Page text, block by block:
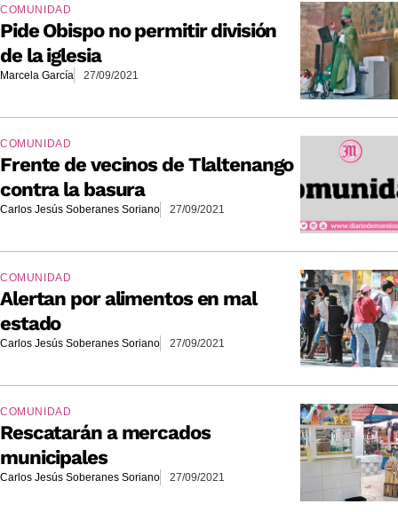
COMUNIDAD
Pide Obispo no permitir división
de la iglesia
Marcela García 27/09/2021
COMUNIDAD
Frente de vecinos de Tlaltenango
contra la basura
Carlos Jesús Soberanes Soriano 27/09/2021
COMUNIDAD
Alertan por alimentos en mal
estado
Carlos Jesús Soberanes Soriano 27/09/2021
COMUNIDAD
Rescatarán a mercados
municipales
Carlos Jesús Soberanes Soriano 27/09/2021